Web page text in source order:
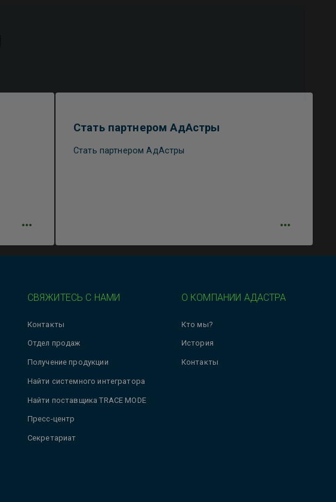
Стать партнером АдАстры
Стать партнером АдАстры
СВЯЖИТЕСЬ С НАМИ
Контакты
Отдел продаж
Получение продукции
Найти системного интегратора
Найти поставщика TRACE MODE
Пресс-центр
Секретариат
О КОМПАНИИ АДАСТРА
Кто мы?
История
Контакты